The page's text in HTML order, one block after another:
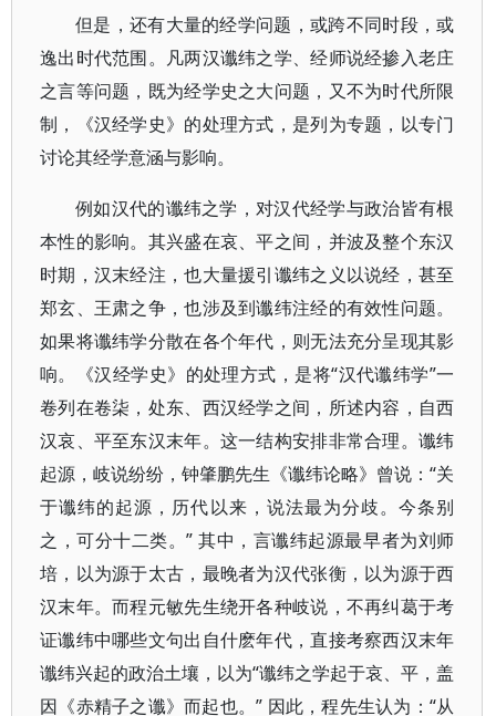
但是，还有大量的经学问题，或跨不同时段，或
逸出时代范围。凡两汉谶纬之学、经师说经掺入老庄
之言等问题，既为经学史之大问题，又不为时代所限
制，《汉经学史》的处理方式，是列为专题，以专门
讨论其经学意涵与影响。
例如汉代的谶纬之学，对汉代经学与政治皆有根
本性的影响。其兴盛在哀、平之间，并波及整个东汉
时期，汉末经注，也大量援引谶纬之义以说经，甚至
郑玄、王肃之争，也涉及到谶纬注经的有效性问题。
如果将谶纬学分散在各个年代，则无法充分呈现其影
响。《汉经学史》的处理方式，是将“汉代谶纬学”一
卷列在卷柒，处东、西汉经学之间，所述内容，自西
汉哀、平至东汉末年。这一结构安排非常合理。谶纬
起源，岐说纷纷，钟肇鹏先生《谶纬论略》曾说：“关
于谶纬的起源，历代以来，说法最为分歧。今条别
之，可分十二类。” 其中，言谶纬起源最早者为刘师
培，以为源于太古，最晚者为汉代张衡，以为源于西
汉末年。而程元敏先生绕开各种岐说，不再纠葛于考
证谶纬中哪些文句出自什麽年代，直接考察西汉末年
谶纬兴起的政治土壤，以为“谶纬之学起于哀、平，盖
因《赤精子之谶》而起也。” 因此，程先生认为：“从